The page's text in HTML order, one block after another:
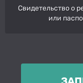
Свидетельство о
или